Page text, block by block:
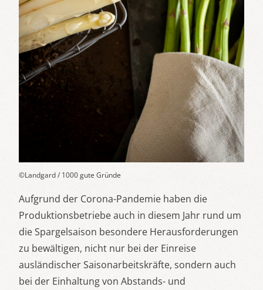
©Landgard / 1000 gute Gründe
Aufgrund der Corona-Pandemie haben die
Produktionsbetriebe auch in diesem Jahr rund um
die Spargelsaison besondere Herausforderungen
zu bewältigen, nicht nur bei der Einreise
ausländischer Saisonarbeitskräfte, sondern auch
bei der Einhaltung von Abstands- und